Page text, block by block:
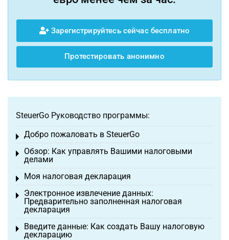
Зарегистрируйтесь сейчас бесплатно
Протестировать анонимно
SteuerGo Руководство программы:
Добро пожаловать в SteuerGo
Toggle menu
Обзор: Как управлять Вашими налоговыми
делами
Toggle menu
Моя налоговая декларация
Toggle menu
Электронное извлечение данных:
Предварительно заполненная налоговая
декларация
Toggle menu
Введите данные: Как создать Вашу налоговую
декларацию
Toggle menu